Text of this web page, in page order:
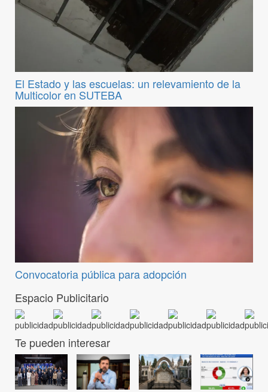
El Estado y las escuelas: un relevamiento de la
Multicolor en SUTEBA
Convocatoria pública para adopción
Espacio Publicitario
Te pueden interesar